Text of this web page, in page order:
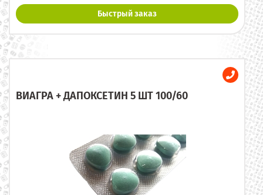
Быстрый заказ
ВИАГРА + ДАПОКСЕТИН 5 ШТ 100/60